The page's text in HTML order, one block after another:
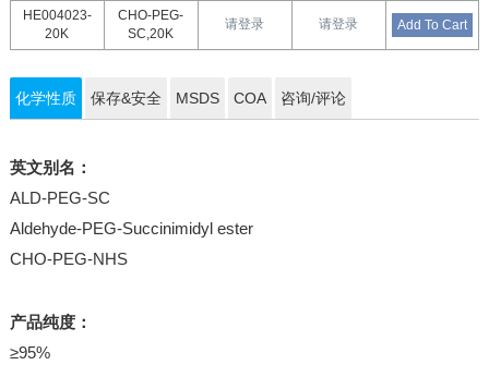
HE004023-
20K
CHO-PEG-
SC,20K
请登录 请登录 Add To Cart
化学性质 保存&安全 MSDS COA 咨询/评论
英文别名：
ALD-PEG-SC
Aldehyde-PEG-Succinimidyl ester
CHO-PEG-NHS
产品纯度：
≥95%